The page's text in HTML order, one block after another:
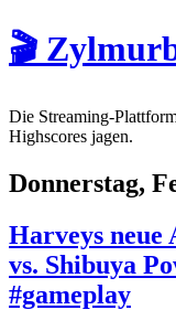
🎬
Die Streaming-
Highscores jagen.
Donnerstag,
Harveys neue
vs. Shibuya
#gameplay